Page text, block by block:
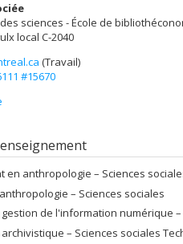
sciences - École de
local C-2040
(Travail)
#15670
en anthropologie – Sciences
– Sciences sociales
de l'information numérique
– Sciences sociales